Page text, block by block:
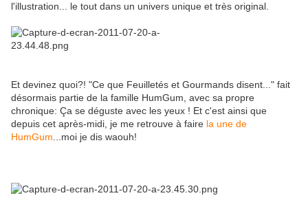
l'illustration... le tout dans un univers unique et très original.
Et devinez quoi?! "Ce que Feuilletés et Gourmands disent..." fait
désormais partie de la famille HumGum, avec sa propre
chronique: Ça se déguste avec les yeux ! Et c'est ainsi que
depuis cet après-midi, je me retrouve à faire la une de
HumGum ...moi je dis waouh!